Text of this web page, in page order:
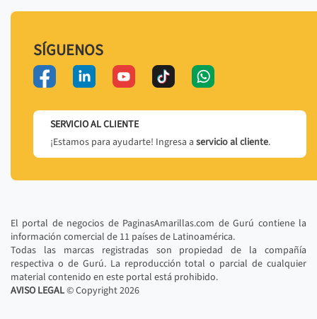
SÍGUENOS
SERVICIO AL CLIENTE
¡Estamos para ayudarte! Ingresa a servicio al cliente.
El portal de negocios de PaginasAmarillas.com de Gurú contiene la
información comercial de 11 países de Latinoamérica.
Todas las marcas registradas son propiedad de la compañía
respectiva o de Gurú. La reproducción total o parcial de cualquier
material contenido en este portal está prohibido.
AVISO LEGAL© Copyright2026